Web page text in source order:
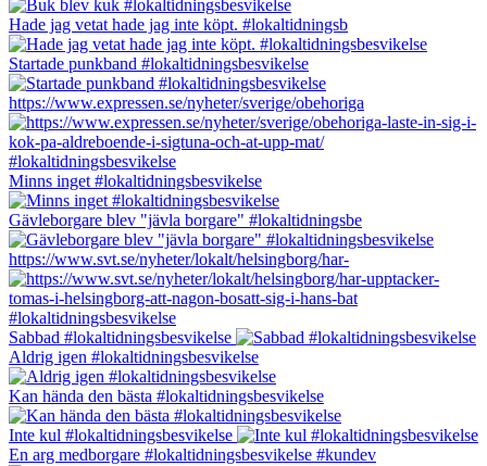
Hade jag vetat hade jag inte köpt. #lokaltidningsb
Startade punkband #lokaltidningsbesvikelse
https://www.expressen.se/nyheter/sverige/obehoriga
Minns inget #lokaltidningsbesvikelse
Gävleborgare blev "jävla borgare" #lokaltidningsbe
https://www.svt.se/nyheter/lokalt/helsingborg/har-
Sabbad #lokaltidningsbesvikelse
Aldrig igen #lokaltidningsbesvikelse
Kan hända den bästa #lokaltidningsbesvikelse
Inte kul #lokaltidningsbesvikelse
En arg medborgare #lokaltidningsbesvikelse #kundev